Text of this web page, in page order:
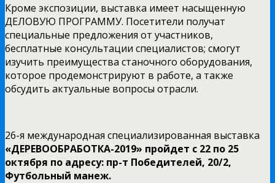
Кроме экспозиции, выставка имеет насыщенную
ДЕЛОВУЮ ПРОГРАММУ. Посетители получат
специальные предложения от участников,
бесплатные консультации специалистов; смогут
изучить преимущества станочного оборудования,
которое продемонстрируют в работе, а также
обсудить актуальные вопросы отрасли.
26-я международная специализированная выставка
«ДЕРЕВООБРАБОТКА-2019» пройдет с 22 по 25
октября по адресу: пр-т Победителей, 20/2,
Футбольный манеж.